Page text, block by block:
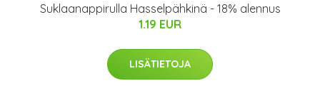
Suklaanappirulla Hasselpähkinä - 18% alennus
1.19 EUR
LISÄTIETOJA